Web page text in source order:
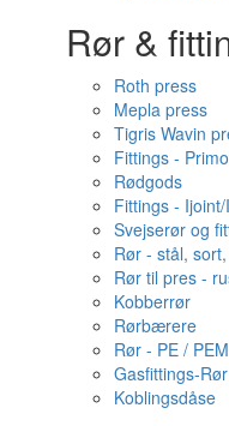
Rør &
Roth press
Mepla press
Tigris Wavin
Fittings -
Rødgods
Fittings - Ijoint/
Svejserør og
Rør - stål,
Rør til pres -
Kobberrør
Rørbærere
Rør - PE / PEM
Gasfittings-Rør
Koblingsdåse